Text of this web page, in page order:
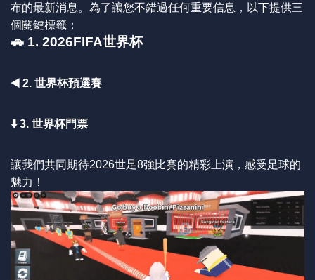
布的最新消息。為了讓您不錯過任何重要信息，以下提供三
個關鍵標籤：
🚗 1. 2026FIFA世界杯
◀️ 2. 世界杯預選賽
⬇️ 3. 世界杯門票
讓我們共同期待2026世足8強比賽的精彩上演，感受足球的
魅力！